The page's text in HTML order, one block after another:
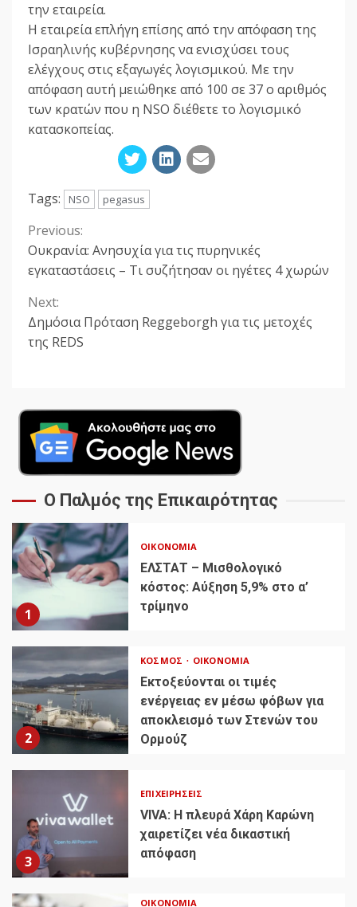
την εταιρεία.
Η εταιρεία επλήγη επίσης από την απόφαση της
Ισραηλινής κυβέρνησης να ενισχύσει τους
ελέγχους στις εξαγωγές λογισμικού. Με την
απόφαση αυτή μειώθηκε από 100 σε 37 ο αριθμός
των κρατών που η NSO διέθετε το λογισμικό
κατασκοπείας.
Tags: NSO pegasus
Continue
Reading
Previous:
Ουκρανία: Ανησυχία για τις πυρηνικές
εγκαταστάσεις – Τι συζήτησαν οι ηγέτες 4 χωρών
Next:
Δημόσια Πρόταση Reggeborgh για τις μετοχές
της REDS
Ο Παλμός της Επικαιρότητας
1
ΟΙΚΟΝΟΜΊΑ
ΕΛΣΤΑΤ – Μισθολογικό
κόστος: Αύξηση 5,9% στο α’
τρίμηνο
2
ΚΌΣΜΟΣ ΟΙΚΟΝΟΜΊΑ
Εκτοξεύονται οι τιμές
ενέργειας εν μέσω φόβων για
αποκλεισμό των Στενών του
Ορμούζ
3
ΕΠΙΧΕΙΡΉΣΕΙΣ
VIVA: Η πλευρά Χάρη Καρώνη
χαιρετίζει νέα δικαστική
απόφαση
ΟΙΚΟΝΟΜΊΑ